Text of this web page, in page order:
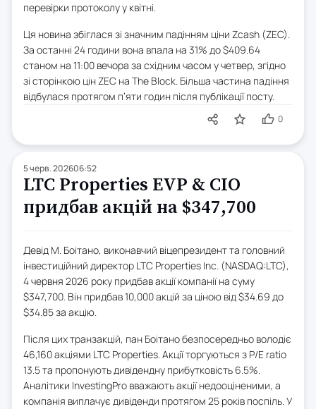
перевірки протоколу у квітні.
Ця новина збіглася зі значним падінням ціни Zcash (ZEC).
За останні 24 години вона впала на 31% до $409.64
станом на 11:00 вечора за східним часом у четвер, згідно
зі сторінкою цін ZEC на The Block. Більша частина падіння
відбулася протягом п’яти годин після публікації посту.
0
5 черв. 202606:52
LTC Properties EVP & CIO
придбав акцій на $347,700
Девід М. Боітано, виконавчий віцепрезидент та головний
інвестиційний директор LTC Properties Inc. (NASDAQ:LTC),
4 червня 2026 року придбав акції компанії на суму
$347,700. Він придбав 10,000 акцій за ціною від $34.69 до
$34.85 за акцію.
Після цих транзакцій, пан Боітано безпосередньо володіє
46,160 акціями LTC Properties. Акції торгуються з P/E ratio
13.5 та пропонують дивідендну прибутковість 6.5%.
Аналітики InvestingPro вважають акції недооціненими, а
компанія виплачує дивіденди протягом 25 років поспіль. У